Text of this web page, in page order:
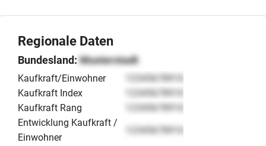
Interessenten, die ein professionell aufgestelltes
übernehmen möchten.
Regionale Daten
Bundesland: Musterstadt
Kaufkraft/Einwohner
12345678910
Kaufkraft Index
12345678910
Kaufkraft Rang
12345678910
Entwicklung Kaufkraft /
Einwohner
12345678910